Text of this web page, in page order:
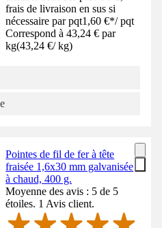
frais de livraison en sus si
nécessaire par pqt1,60 €*/ pqt
Correspond à 43,24 € par
kg(43,24 €/ kg)
Pointes de fil de fer à tête
fraisée 1,6x30 mm galvanisée
à chaud, 400 g.
Moyenne des avis : 5 de 5
étoiles. 1 Avis client.